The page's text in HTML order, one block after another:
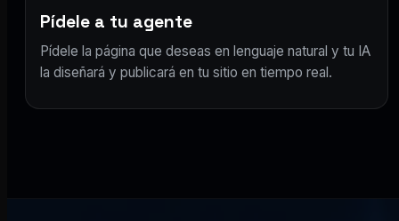
Pídele a tu agente
Pídele la página que deseas en lenguaje natural y tu IA
la diseñará y publicará en tu sitio en tiempo real.